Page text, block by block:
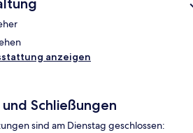
anzeigen
Schließungen
sind am Dienstag geschlossen: